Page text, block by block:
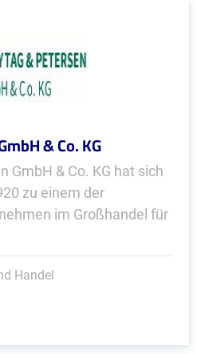
& Co. KG
GmbH & Co. KG hat sich
zu einem der
im Großhandel für
Handel